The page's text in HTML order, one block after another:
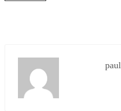
paul